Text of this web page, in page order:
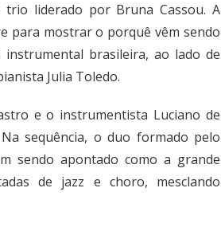
liderado por Bruna Cassou. A
para mostrar o porquê vêm sendo
instrumental brasileira, ao lado de
Julia Toledo.
e o instrumentista Luciano de
sequência, o duo formado pelo
sendo apontado como a grande
de jazz e choro, mesclando